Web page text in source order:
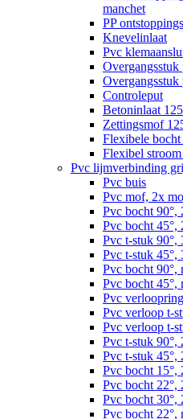
manchet
PP
Knevelinlaat
Pvc
Overgangsstuk
Controleput
Betoninlaat
Zettingsmof
Flexibele bocht
Flexibel
Pvc lijmverbinding
Pvc buis
Pvc mof, 2x
Pvc bocht 90°,
Pvc bocht 45°,
Pvc t-stuk 90°,
Pvc t-stuk 45°,
Pvc bocht 90°,
Pvc bocht 45°,
Pvc
Pvc verloop t-
Pvc verloop t-
Pvc t-stuk 90°,
Pvc t-stuk 45°,
Pvc bocht 15°,
Pvc bocht 22°,
Pvc bocht 30°,
Pvc bocht 22°,